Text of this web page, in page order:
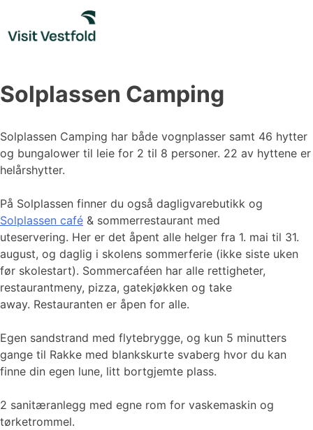
content
Solplassen Camping
Solplassen Camping har både vognplasser samt 46 hytter
og bungalower til leie for 2 til 8 personer. 22 av hyttene er
helårshytter.
På Solplassen finner du også dagligvarebutikk og
Solplassen café & sommerrestaurant med
uteservering. Her er det åpent alle helger fra 1. mai til 31.
august, og daglig i skolens sommerferie (ikke siste uken
før skolestart). Sommercaféen har alle rettigheter,
restaurantmeny, pizza, gatekjøkken og take
away. Restauranten er åpen for alle.
Egen sandstrand med flytebrygge, og kun 5 minutters
gange til Rakke med blankskurte svaberg hvor du kan
finne din egen lune, litt bortgjemte plass.
2 sanitæranlegg med egne rom for vaskemaskin og
tørketrommel.